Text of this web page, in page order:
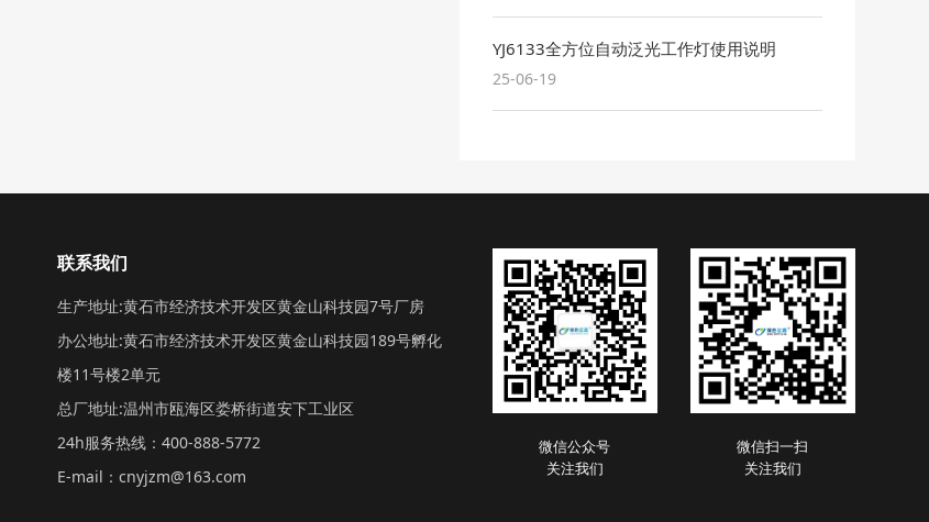
YJ6133全方位自动泛光工作灯使用说明
25-06-19
联系我们
生产地址:黄石市经济技术开发区黄金山科技园7号厂房
办公地址:黄石市经济技术开发区黄金山科技园189号孵化
楼11号楼2单元
总厂地址:温州市瓯海区娄桥街道安下工业区
24h服务热线：400-888-5772
E-mail：cnyjzm@163.com
微信扫一扫
关注我们
微信公众号
关注我们